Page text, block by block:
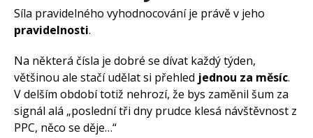
Síla pravidelného vyhodnocování je právě v jeho
pravidelnosti.
Na některá čísla je dobré se dívat každý týden,
většinou ale stačí udělat si přehled jednou za měsíc.
V delším období totiž nehrozí, že bys zaměnil šum za
signál alá „poslední tři dny prudce klesá návštěvnost z
PPC, něco se děje…“